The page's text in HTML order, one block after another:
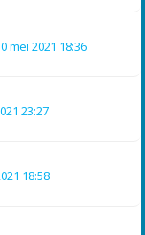
mei 2021 18:36
23:27
18:58